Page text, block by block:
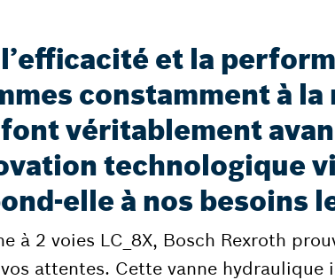
et la
constamment à la
véritablement
technologique
elle à nos besoins
à 2 voies LC_8X, Bosch Rexroth
attentes. Cette vanne hydraulique